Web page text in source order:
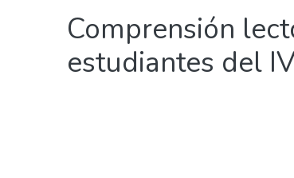
Comprensión
estudiantes del